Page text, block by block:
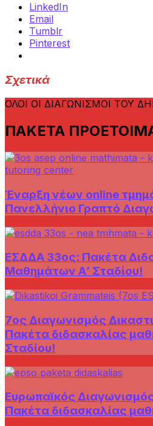
LinkedIn
Email
Tumblr
Pinterest
Σχετικά
ΟΛΟΙ ΟΙ ΔΙΑΓΩΝΙΣΜΟΙ ΤΟΥ
ΠΑΚΕΤΑ
Έναρξη νέων online
Πανελλήνιο Γραπτό
ΕΣΔΔΑ 33ος: Πακέτα
Μαθημάτων Α’ Σταδίου!
7ος Διαγωνισμός
Πακέτα διδασκαλίας
Σταδίου!
Ευρωπαϊκός
Πακέτα διδασκαλίας